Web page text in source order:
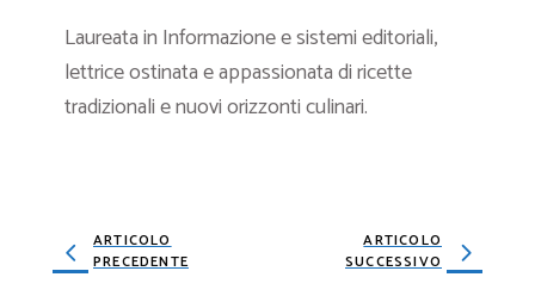
Laureata in Informazione e sistemi editoriali,
lettrice ostinata e appassionata di ricette
tradizionali e nuovi orizzonti culinari.
ARTICOLO
PRECEDENTE
ARTICOLO
SUCCESSIVO